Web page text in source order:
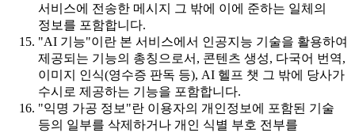
서비스에 전송한 메시지 그 밖에 이에 준하는 일체의
정보를 포함합니다.
"AI 기능"이란 본 서비스에서 인공지능 기술을 활용하여
제공되는 기능의 총칭으로서, 콘텐츠 생성, 다국어 번역,
이미지 인식(영수증 판독 등), AI 헬프 챗 그 밖에 당사가
수시로 제공하는 기능을 포함합니다.
"익명 가공 정보"란 이용자의 개인정보에 포함된 기술
등의 일부를 삭제하거나 개인 식별 부호 전부를